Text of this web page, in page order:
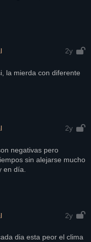
2y
la mierda con diferente
2y
negativas pero
sin alejarse mucho
en día.
2y
dia esta peor el clima